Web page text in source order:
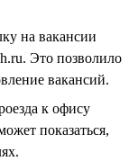
на вакансии
Это позволило
вакансий.
к офису
показаться,